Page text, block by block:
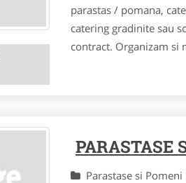
parastas / pomana,
catering gradinite sau
contract. Organizam si
PARASTASE
Parastase si Pomeni